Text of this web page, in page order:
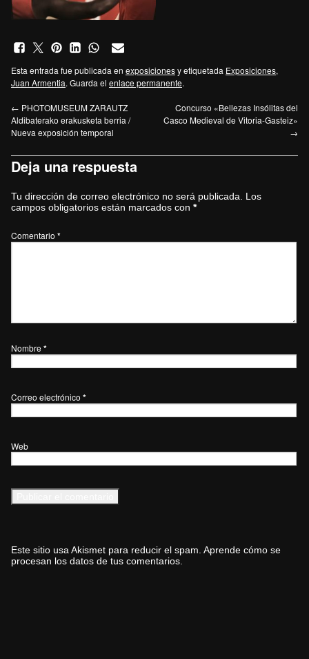
Esta entrada fue publicada en exposicionesy etiquetada Exposiciones,
Juan Armentia. Guarda el enlace permanente.
← PHOTOMUSEUM ZARAUTZ
Aldibaterako erakusketa berria /
Nueva exposición temporal
Concurso «Bellezas Insólitas del
Casco Medieval de Vitoria-Gasteiz»
→
Deja una respuesta
Tu dirección de correo electrónico no será publicada.
Los
campos obligatorios están marcados con *
Comentario *
Nombre *
Correo electrónico *
Web
Este sitio usa Akismet para reducir el spam. Aprende cómo se
procesan los datos de tus comentarios.